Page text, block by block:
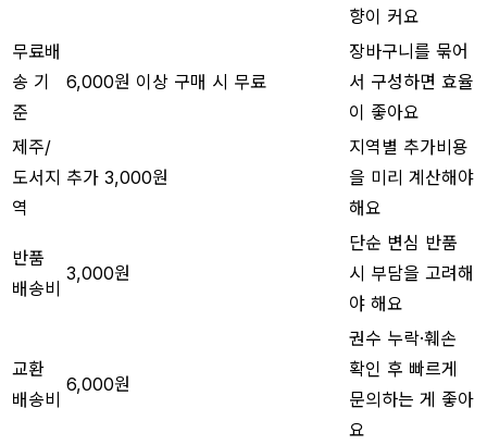
향이 커요
무료배
송 기
준
6,000원 이상 구매 시 무료
장바구니를 묶어
서 구성하면 효율
이 좋아요
제주/
도서지
역
추가 3,000원
지역별 추가비용
을 미리 계산해야
해요
반품
배송비
3,000원
단순 변심 반품
시 부담을 고려해
야 해요
교환
배송비
6,000원
권수 누락·훼손
확인 후 빠르게
문의하는 게 좋아
요